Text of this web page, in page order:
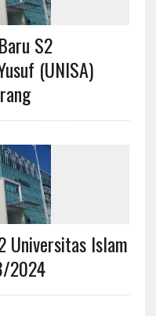
S2
(UNISA)
Universitas Islam
2024